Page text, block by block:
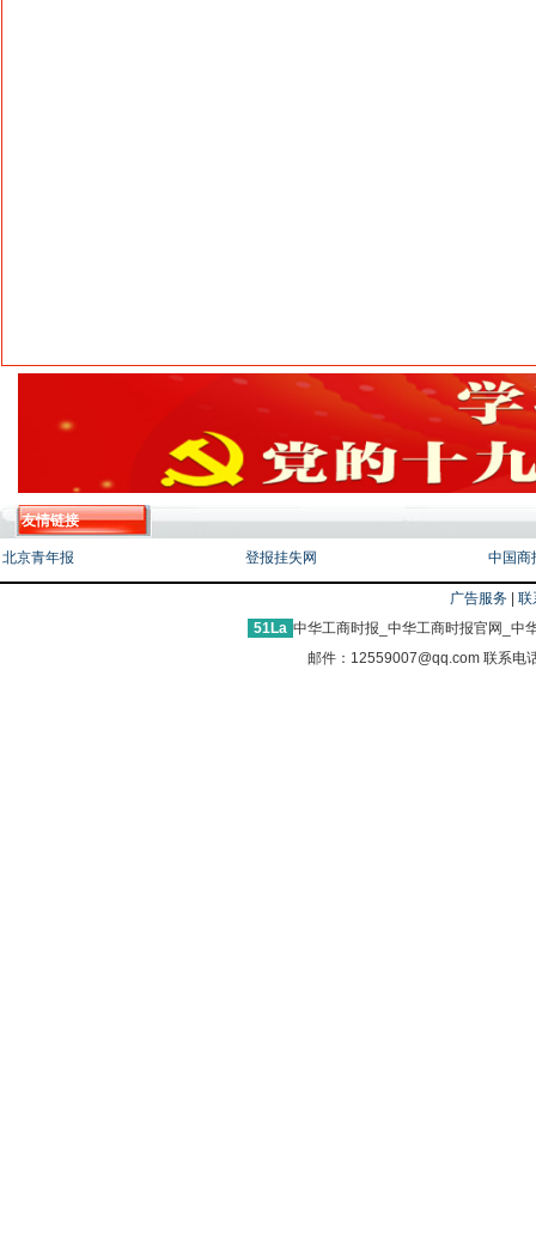
友情链接
北京青年报 登报挂失网 中国商
广告服务
联
51La 中华工商时报_中华工商时报官网_中
邮件：12559007@qq.com 联系